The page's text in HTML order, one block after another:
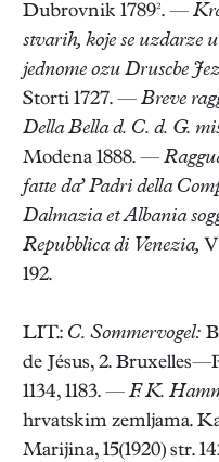
Dubrovnik 1789². —
stvarih, koje se uzdarze
jednome ozu Druscbe
Storti 1727. — Breve
Della Bella d. C. d. G.
Modena 1888. —
fatte da’ Padri della
Dalmazia et Albania
Repubblica di Venezia,
192.
LIT.: C. Sommervogel:
de Jésus, 2.
1134, 1183. — F. K.
hrvatskim zemljama.
Marijina, 15(1920) str.